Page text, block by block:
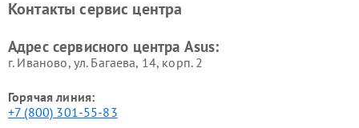
Контакты сервис центра
Адрес сервисного центра Asus:
г. Иваново, ул. Багаева, 14, корп. 2
Горячая линия:
+7 (800) 301-55-83